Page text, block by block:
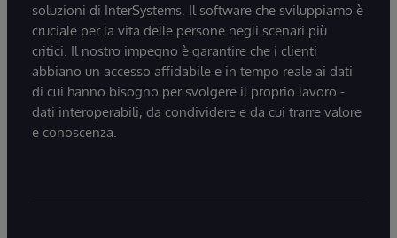
soluzioni di InterSystems. Il software che sviluppiamo è
cruciale per la vita delle persone negli scenari più
critici. Il nostro impegno è garantire che i clienti
abbiano un accesso affidabile e in tempo reale ai dati
di cui hanno bisogno per svolgere il proprio lavoro -
dati interoperabili, da condividere e da cui trarre valore
e conoscenza.